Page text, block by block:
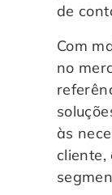
de
Com
no
às
cliente,